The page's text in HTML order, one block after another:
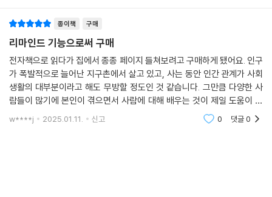
종이책 구매
리마인드 기능으로써 구매
전자책으로 읽다가 집에서 종종 페이지 들쳐보려고 구매하게 됐어요. 인구
가 폭발적으로 늘어난 지구촌에서 살고 있고, 사는 동안 인간 관계가 사회
생활의 대부분이라고 해도 무방할 정도인 것 같습니다. 그만큼 다양한 사
람들이 많기에 본인이 겪으면서 사람에 대해 배우는 것이 제일 도움이 되
겠지만, 인간 관계에 도움을 주고자 하는 작가의 연구가 실질적으로 빠른
도움을 받을 수
w****j 2025.01.11. 신고 0 댓글0